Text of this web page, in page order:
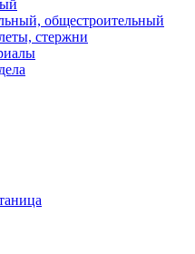
общестроительный
стержни